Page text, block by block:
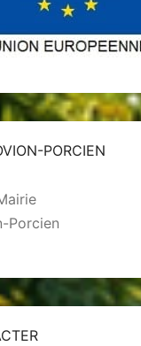
PORCIEN
Porcien